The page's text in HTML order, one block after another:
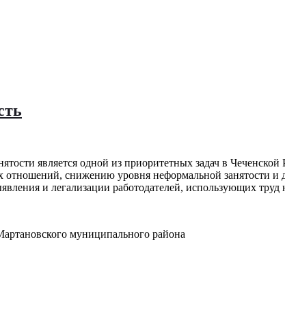
является одной из приоритетных задач в
отношений, снижению уровня неформальной занятости
и легализации работодателей, использующих
муниципального района